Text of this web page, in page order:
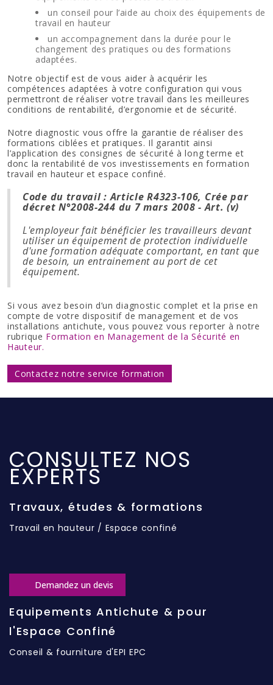
un conseil pour l’aide au choix des équipements de
travail en hauteur
un accompagnement dans la durée pour le
changement des pratiques ou des formations
adaptées.
Notre objectif est de vous aider à acquérir les
compétences adaptées à votre configuration qui vous
permettront de réaliser votre travail dans les meilleures
conditions de rentabilité, d’ergonomie et de sécurité.
Notre diagnostic vous offre la garantie de réaliser des
formations ciblées et pratiques. Il garantit ainsi
l’application des consignes de sécurité à long terme et
donc la rentabilité de vos investissements en formation
travail en hauteur et espace confiné.
Code du travail : Article R4323-106, Crée par
décret N°2008-244 du 7 mars 2008 - Art. (v)
L'employeur fait bénéficier les travailleurs devant
utiliser un équipement de protection individuelle
d'une formation adéquate comportant, en tant que
de besoin, un entrainement au port de cet
équipement.
Si vous avez besoin d’un diagnostic complet et la prise en
compte de votre dispositif de management et de vos
installations antichute, vous pouvez vous reporter à notre
rubrique Formation en Management de la Sécurité en
Hauteur.
Contactez notre service formation
CONSULTEZ NOS
EXPERTS
Travaux, études & formations
Travail en hauteur / Espace confiné
Demandez un devis
Equipements Antichute & pour
l'Espace Confiné
Conseil & fourniture d'EPI EPC